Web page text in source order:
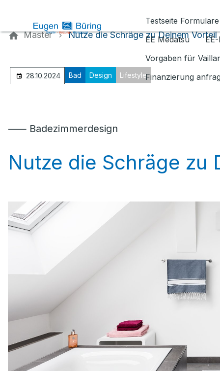
Testseite Formulare
EE Medatsu
Vorgaben für
Finanzierung
Master Nutze die Schräge zu Deinem Vorteil
28.10.2024 Bad Design Lifestyle
⸺ Badezimmerdesign
Nutze die Schräge zu